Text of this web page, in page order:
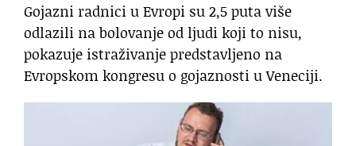
Gojazni radnici u Evropi su 2,5 puta više
odlazili na bolovanje od ljudi koji to nisu,
pokazuje istraživanje predstavljeno na
Evropskom kongresu o gojaznosti u Veneciji.